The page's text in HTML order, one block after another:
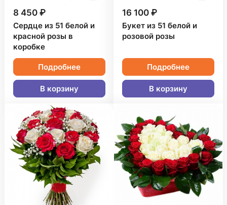
8 450 ₽
Сердце из 51 белой и
красной розы в
коробке
Подробнее
В корзину
16 100 ₽
Букет из 51 белой и
розовой розы
Подробнее
В корзину